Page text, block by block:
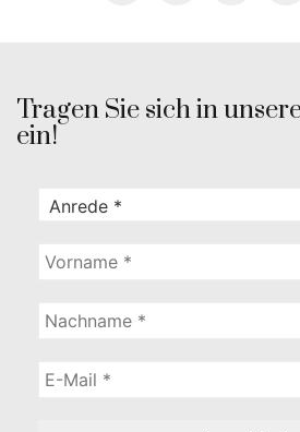
Tragen Sie sich in
ein!